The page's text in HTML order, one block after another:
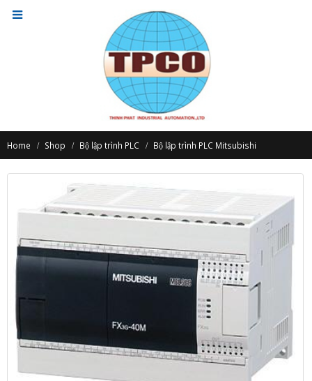
Home Shop Bộ lập trình PLC Bộ lập trình PLC Mitsubishi